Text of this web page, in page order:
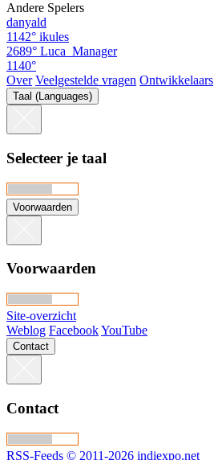
Andere Spelers
danyald
1142° ikules
2689° Luca_Manager
1140°
Over Veelgestelde vragen Ontwikkelaars
Taal (Languages)
Selecteer je taal
Voorwaarden
Voorwaarden
Site-overzicht
Weblog FacebookYouTube
Contact
Contact
RSS-Feeds © 2011-2026 indiexpo.net